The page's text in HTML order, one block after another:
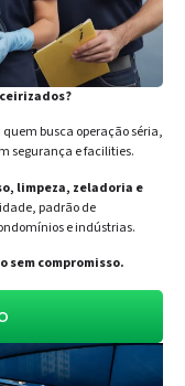
busca operação séria,
segurança e facilities.
limpeza, zeladoria e
padrão de
e indústrias.
sem compromisso.